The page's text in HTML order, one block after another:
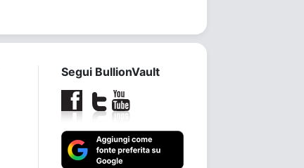
Segui BullionVault